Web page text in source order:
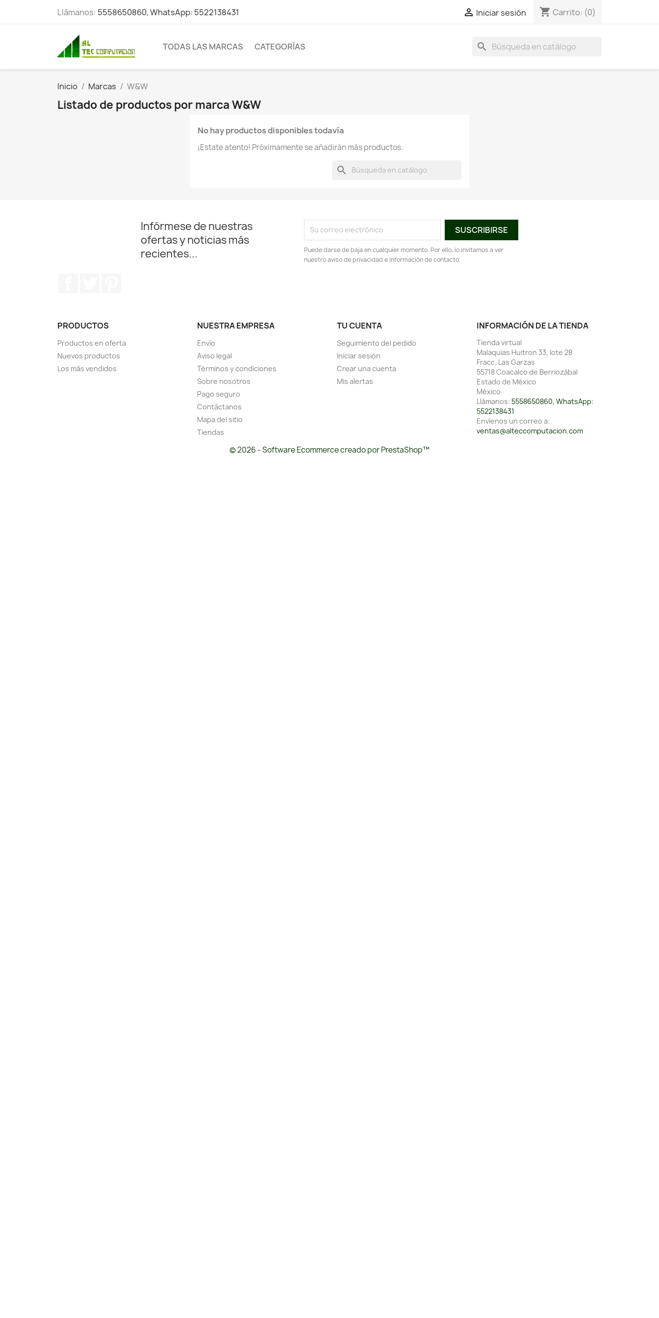
Llámanos: 5558650860, WhatsApp: 5522138431  Iniciar sesión shopping_cart Carrito: (0)
TODAS LAS MARCAS CATEGORÍAS search
Inicio Marcas W&W
Listado de productos por marca W&W
No hay productos disponibles todavía
¡Estate atento! Próximamente se añadirán más productos.
search
Infórmese de nuestras
ofertas y noticias más
recientes...
Puede darse de baja en cualquier momento. Por ello, lo invitamos a ver
nuestro aviso de privacidad e información de contacto.
PRODUCTOS
Productos en oferta
Nuevos productos
Los más vendidos
NUESTRA EMPRESA
Envío
Aviso legal
Términos y condiciones
Sobre nosotros
Pago seguro
Contáctanos
Mapa del sitio
Tiendas
TU CUENTA
Seguimiento del pedido
Iniciar sesión
Crear una cuenta
Mis alertas
INFORMACIÓN DE LA TIENDA
Tienda virtual
Malaquias Huitron 33, lote 28
Fracc. Las Garzas
55718 Coacalco de Berriozábal
Estado de México
México
Llámanos: 5558650860, WhatsApp:
5522138431
Envíenos un correo a:
ventas@alteccomputacion.com
© 2026 - Software Ecommerce creado por PrestaShop™